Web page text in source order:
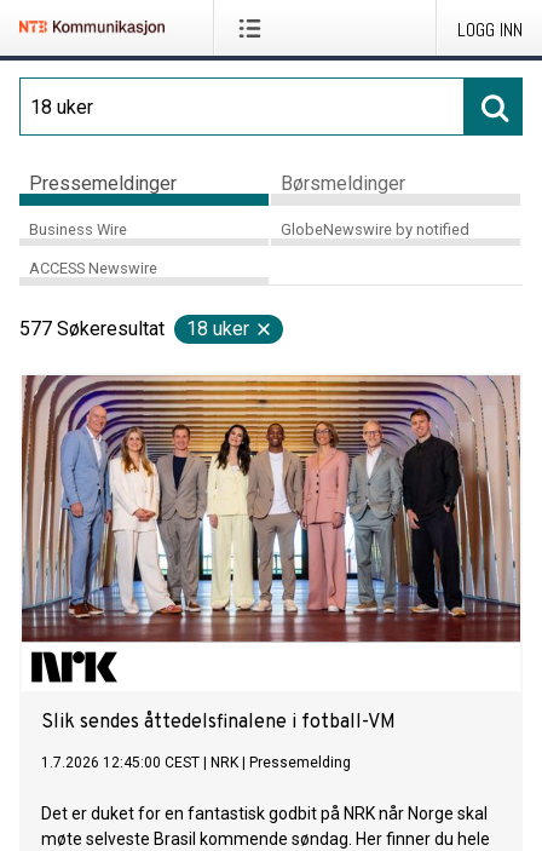
LOGG INN
Pressemeldinger Børsmeldinger
Business Wire GlobeNewswire by notified
ACCESS Newswire
577 Søkeresultat 18 uker
Slik sendes åttedelsfinalene i fotball-VM
1.7.2026 12:45:00 CEST NRK Pressemelding
Det er duket for en fantastisk godbit på NRK når Norge skal
møte selveste Brasil kommende søndag. Her finner du hele